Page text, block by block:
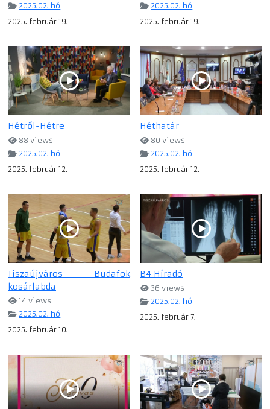
2025.02. hó
2025. február 19.
2025.02. hó
2025. február 19.
Hétről-Hétre
88 views
2025.02. hó
2025. február 12.
Héthatár
80 views
2025.02. hó
2025. február 12.
Tiszaújváros - Budafok
kosárlabda
14 views
2025.02. hó
2025. február 10.
B4 Híradó
36 views
2025.02. hó
2025. február 7.